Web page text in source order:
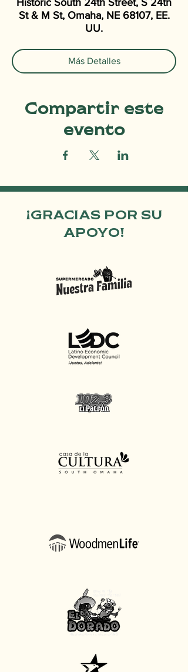
Historic South 24th Street, S 24th
St & M St, Omaha, NE 68107, EE.
UU.
Más Detalles
Compartir este
evento
¡GRACIAS POR SU
APOYO!